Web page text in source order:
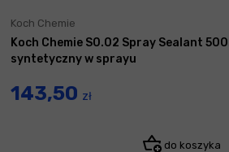
Koch Chemie
Koch Chemie S0.02 Spray Sealant
syntetyczny w sprayu
143,50 zł
do koszyka